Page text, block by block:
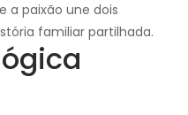
a paixão une dois
familiar partilhada.